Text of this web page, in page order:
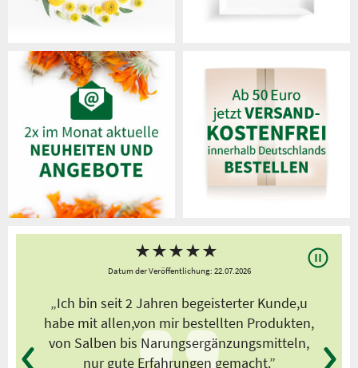
★★★★★
Datum der Veröffentlichung: 22.07.2026
„Ich bin seit 2 Jahren begeisterter Kunde,u
habe mit allen,von mir bestellten Produkten,
von Salben bis Narungsergänzungsmitteln,
nur gute Erfahrungen gemacht.”